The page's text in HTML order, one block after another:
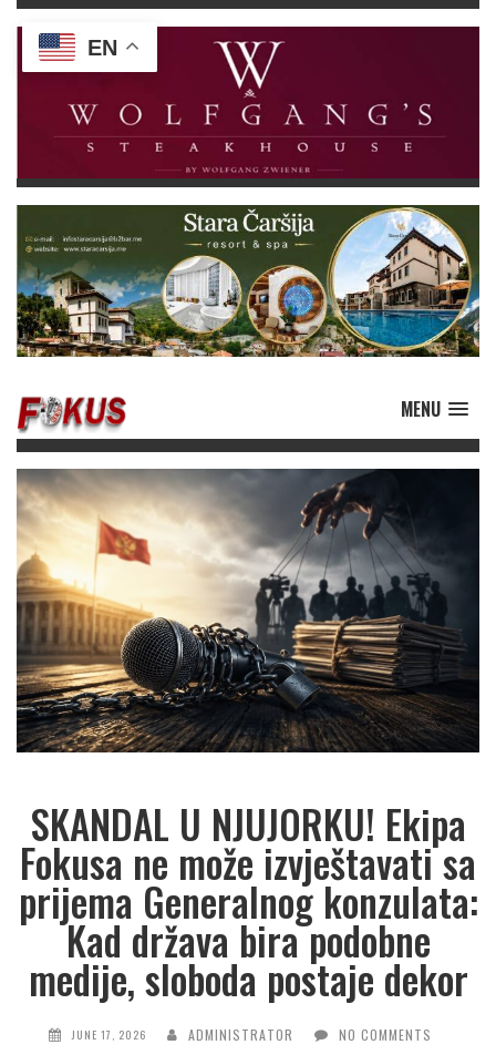
MENU
SKANDAL U NJUJORKU! Ekipa
Fokusa ne može izvještavati sa
prijema Generalnog konzulata:
Kad država bira podobne
medije, sloboda postaje dekor
JUNE 17, 2026 ADMINISTRATOR NO COMMENTS
EN